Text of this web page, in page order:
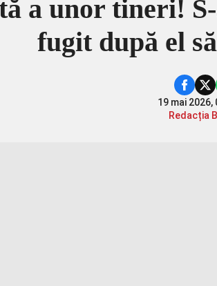
a unor tineri!
fugit după el
19 mai 2026,
Redacția